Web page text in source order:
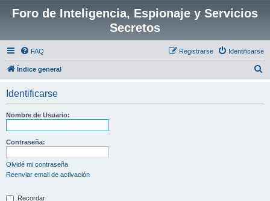
Foro de Inteligencia, Espionaje y Servicios
Secretos
FAQ Identificarse
Registrarse
Índice general
Identificarse
Nombre de Usuario:
Contraseña:
Olvidé mi contraseña
Reenviar email de activación
Recordar